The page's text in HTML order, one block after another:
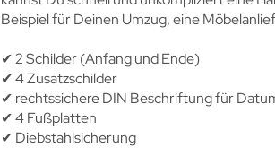
Beispiel für Deinen Umzug, eine
✔︎ 2 Schilder (Anfang und Ende)
✔︎ 4 Zusatzschilder
✔︎ rechtssichere DIN Beschriftung für
✔︎ 4 Fußplatten
✔︎ Diebstahlsicherung